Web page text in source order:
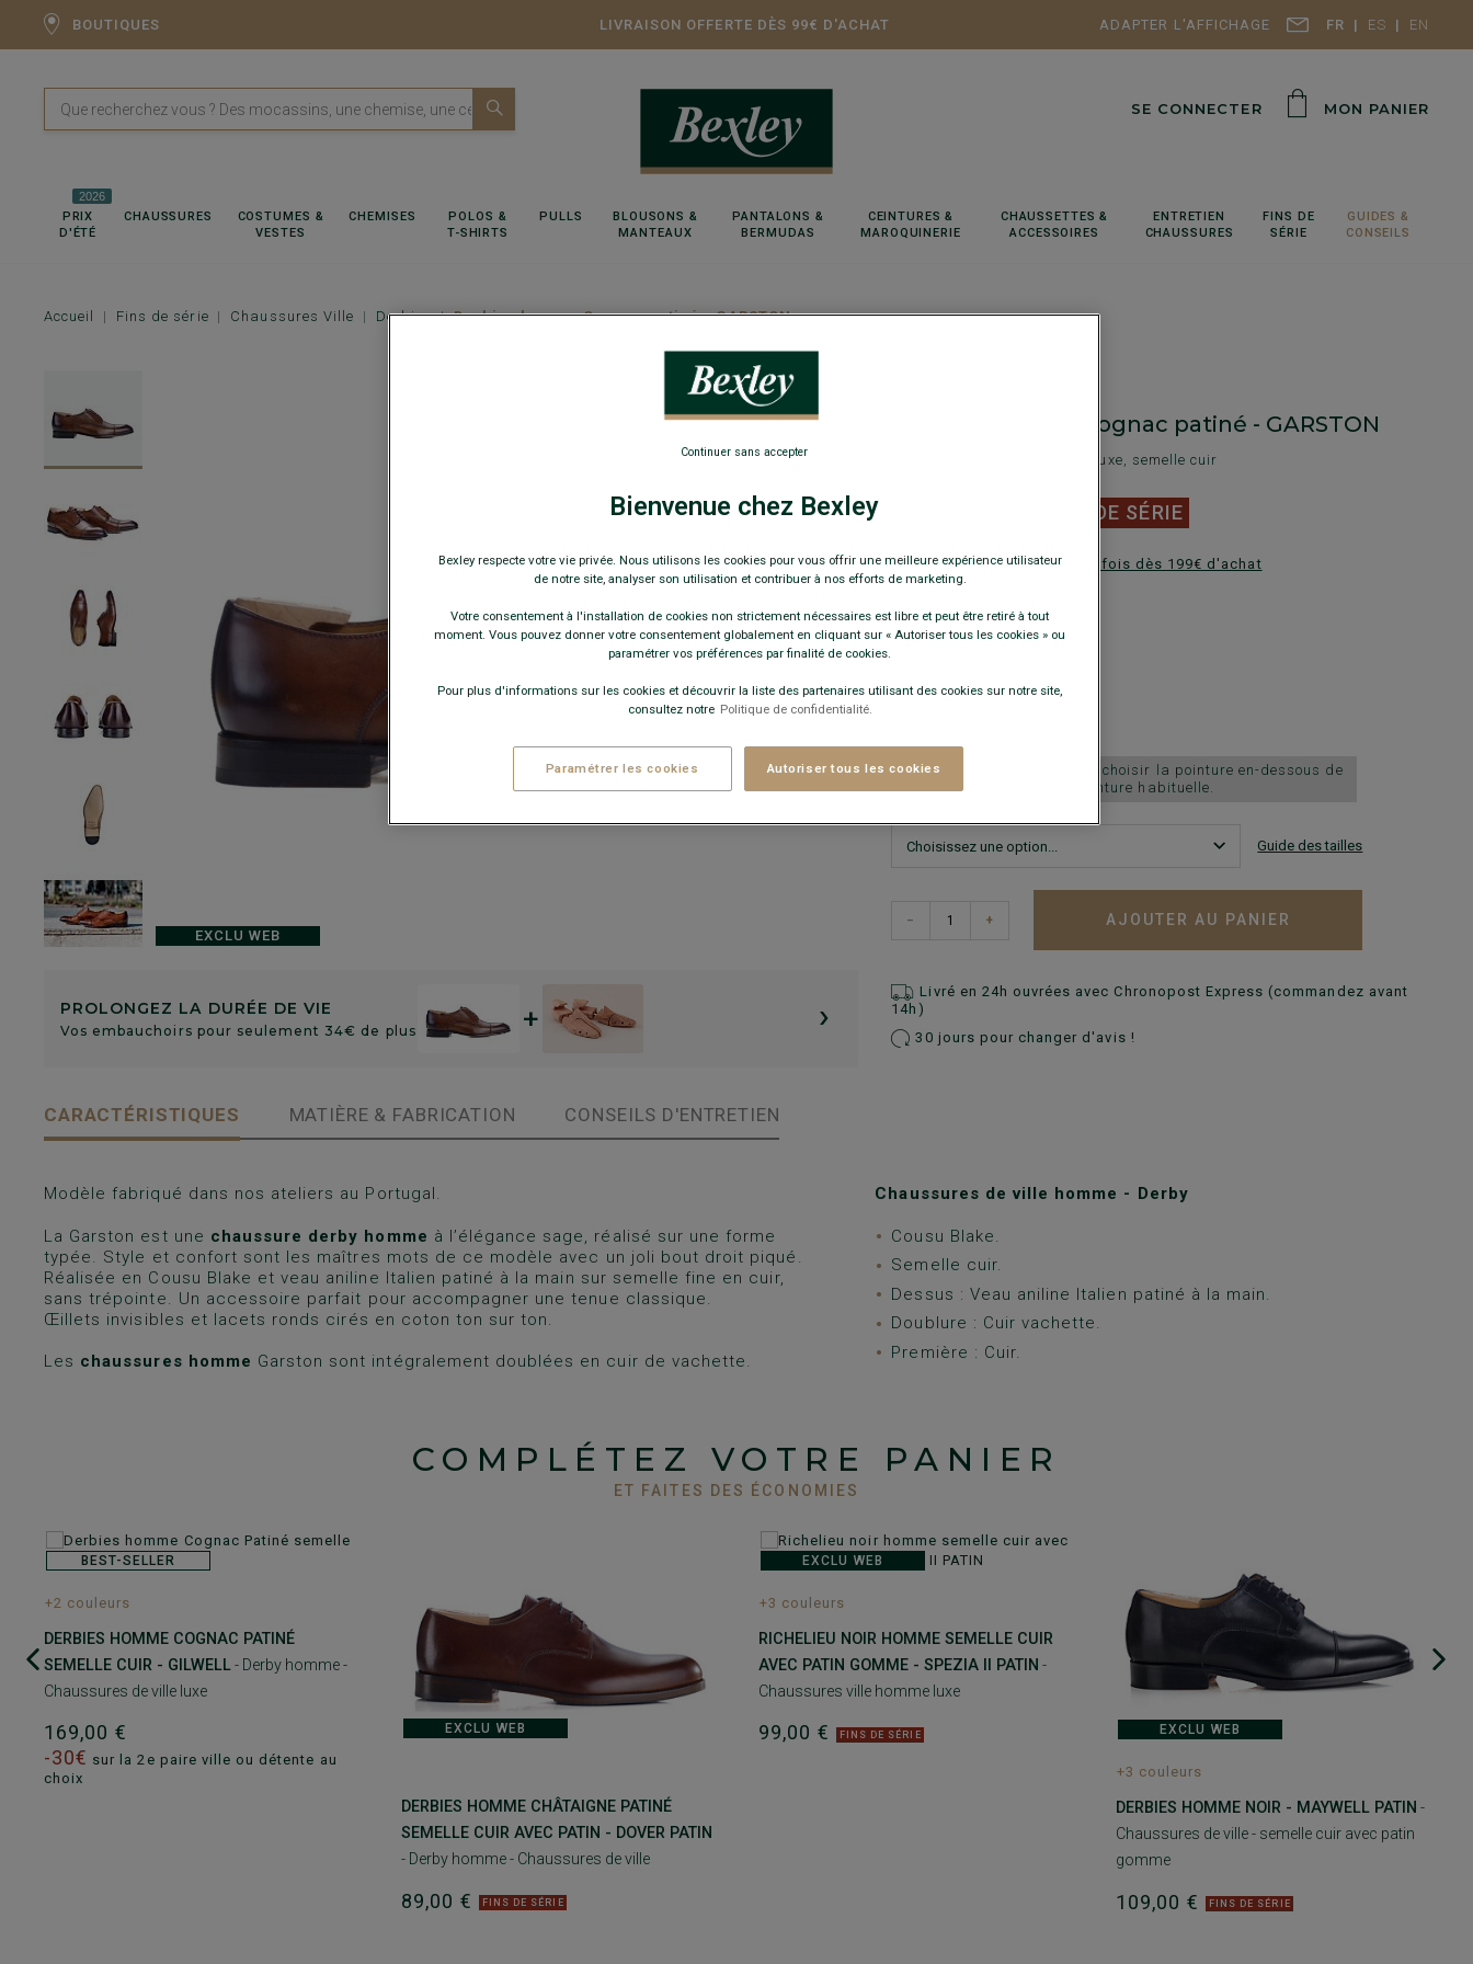
FR ES EN
BOUTIQUES LIVRAISON OFFERTE DÈS 99€ D'ACHAT ADAPTER L'AFFICHAGE
SE CONNECTER MON PANIER
PRIX
D'ÉTÉ
2026
CHAUSSURES
COSTUMES &
VESTES
CHEMISES
POLOS &
T-SHIRTS
PULLS
BLOUSONS &
MANTEAUX
PANTALONS &
BERMUDAS
CEINTURES &
MAROQUINERIE
CHAUSSETTES &
ACCESSOIRES
ENTRETIEN
CHAUSSURES
FINS DE
SÉRIE
GUIDES &
CONSEILS
Accueil Fins de série Chaussures Ville Derbies Derbies homme Cognac patiné - GARSTON
Derbies homme Cognac patiné - GARSTON
Chaussures de ville homme luxe, semelle cuir
FINS DE SÉRIE
Payez en plusieurs fois dès 199€ d'achat
COULEURS DISPONIBLES
Ce modèle chausse grand, choisir la pointure en-dessous de
votre pointure habituelle.
Guide des tailles
− + AJOUTER AU PANIER
Livré en 24h ouvrées avec Chronopost Express (commandez avant
14h)
30 jours pour changer d'avis !
EXCLU WEB
PROLONGEZ LA DURÉE DE VIE
Vos embauchoirs pour seulement 34€ de plus ›
+
CARACTÉRISTIQUES MATIÈRE & FABRICATION CONSEILS D'ENTRETIEN
Modèle fabriqué dans nos ateliers au Portugal.
La Garston est une chaussure derby homme à l’élégance sage, réalisé sur une forme
typée. Style et confort sont les maîtres mots de ce modèle avec un joli bout droit piqué.
Réalisée en Cousu Blake et veau aniline Italien patiné à la main sur semelle fine en cuir,
sans trépointe. Un accessoire parfait pour accompagner une tenue classique.
Œillets invisibles et lacets ronds cirés en coton ton sur ton.
Les chaussures homme Garston sont intégralement doublées en cuir de vachette.
Chaussures de ville homme - Derby
Cousu Blake.
Semelle cuir.
Dessus : Veau aniline Italien patiné à la main.
Doublure : Cuir vachette.
Première : Cuir.
COMPLÉTEZ VOTRE PANIER
ET FAITES DES ÉCONOMIES
BEST-SELLER
+2 couleurs
DERBIES HOMME COGNAC PATINÉ
SEMELLE CUIR - GILWELL - Derby homme -
Chaussures de ville luxe
169,00 €
-30€ sur la 2e paire ville ou détente au
choix
EXCLU WEB
DERBIES HOMME CHÂTAIGNE PATINÉ
SEMELLE CUIR AVEC PATIN - DOVER PATIN
- Derby homme - Chaussures de ville
89,00 € FINS DE SÉRIE
EXCLU WEB
+3 couleurs
RICHELIEU NOIR HOMME SEMELLE CUIR
AVEC PATIN GOMME - SPEZIA II PATIN -
Chaussures ville homme luxe
99,00 € FINS DE SÉRIE EXCLU WEB
+3 couleurs
DERBIES HOMME NOIR - MAYWELL PATIN -
Chaussures de ville - semelle cuir avec patin
gomme
109,00 € FINS DE SÉRIE
Bienvenue chez Bexley
Bexley respecte votre vie privée. Nous utilisons les cookies pour vous offrir une meilleure expérience utilisateur
de notre site, analyser son utilisation et contribuer à nos efforts de marketing.
Votre consentement à l'installation de cookies non strictement nécessaires est libre et peut être retiré à tout
moment. Vous pouvez donner votre consentement globalement en cliquant sur « Autoriser tous les cookies » ou
paramétrer vos préférences par finalité de cookies.
Pour plus d'informations sur les cookies et découvrir la liste des partenaires utilisant des cookies sur notre site,
consultez notre Politique de confidentialité.
Paramétrer les cookies Autoriser tous les cookies
Continuer sans accepter